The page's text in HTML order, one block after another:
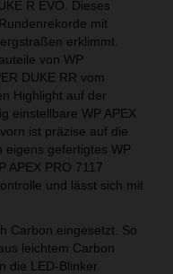
R EVO. Dieses
mit
erklimmt.
von WP
DUKE RR vom
Highlight auf der
einstellbare WP APEX
ist präzise auf die
eigens gefertigtes WP
APEX PRO 7117
und lässt sich mit
Carbon eingesetzt. So
leichtem Carbon
die LED-Blinker